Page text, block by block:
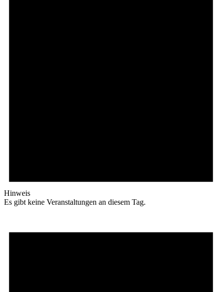
Hinweis
Es gibt keine Veranstaltungen an diesem Tag.